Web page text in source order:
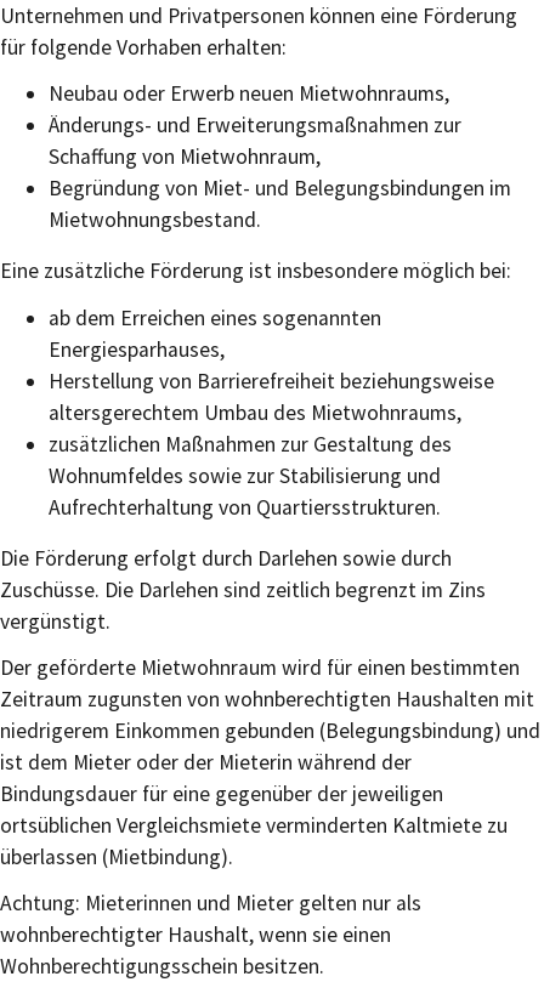
Unternehmen und Privatpersonen können eine Förderung
für folgende Vorhaben erhalten:
Neubau oder Erwerb neuen Mietwohnraums,
Änderungs- und Erweiterungsmaßnahmen zur
Schaffung von Mietwohnraum,
Begründung von Miet- und Belegungsbindungen im
Mietwohnungsbestand.
Eine zusätzliche Förderung ist insbesondere möglich bei:
ab dem Erreichen eines sogenannten
Energiesparhauses,
Herstellung von Barrierefreiheit beziehungsweise
altersgerechtem Umbau des Mietwohnraums,
zusätzlichen Maßnahmen zur Gestaltung des
Wohnumfeldes sowie zur Stabilisierung und
Aufrechterhaltung von Quartiersstrukturen.
Die Förderung erfolgt durch Darlehen sowie durch
Zuschüsse. Die Darlehen sind zeitlich begrenzt im Zins
vergünstigt.
Der geförderte Mietwohnraum wird für einen bestimmten
Zeitraum zugunsten von wohnberechtigten Haushalten mit
niedrigerem Einkommen gebunden (Belegungsbindung) und
ist dem Mieter oder der Mieterin während der
Bindungsdauer für eine gegenüber der jeweiligen
ortsüblichen Vergleichsmiete verminderten Kaltmiete zu
überlassen (Mietbindung).
Achtung: Mieterinnen und Mieter gelten nur als
wohnberechtigter Haushalt, wenn sie einen
Wohnberechtigungsschein besitzen.